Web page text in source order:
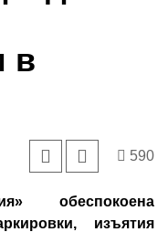
в
590
обеспокоена
изъятия